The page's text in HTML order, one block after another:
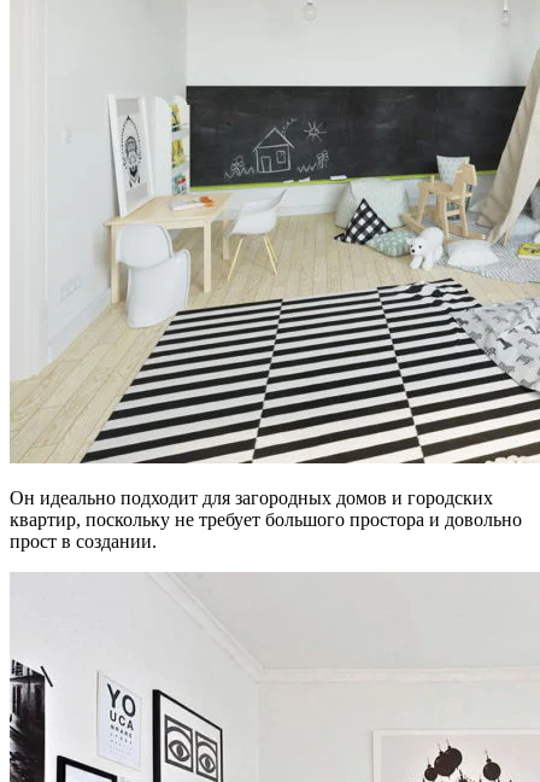
Он идеально подходит для загородных домов и городских
квартир, поскольку не требует большого простора и довольно
прост в создании.